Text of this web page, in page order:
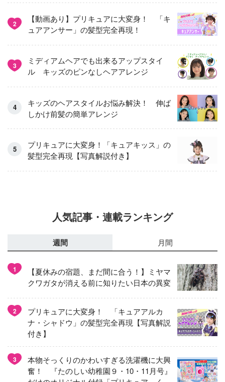
2
【動画あり】プリキュアに大変身！ 「キ
ュアアンサー」の髪型完全再現！
3
ミディアムヘアでも出来るアップスタイ
ル キッズのピンなしヘアアレンジ
キッズのヘアスタイルお悩み解決！ 伸ば
しかけ前髪の簡単アレンジ
プリキュアに大変身！「キュアキッス」の
髪型完全再現【写真解説付き】
人気記事・連載ランキング
週間 月間
1
【夏休みの宿題、まだ間に合う！】ミヤマ
クワガタが消える前に知りたい日本の異変
2
プリキュアに大変身！ 「キュアアルカ
ナ・シャドウ」の髪型完全再現【写真解説
付き】
3
本物そっくりのかわいすぎる洗濯機に大興
奮！ 『たのしい幼稚園９・10・11月号』